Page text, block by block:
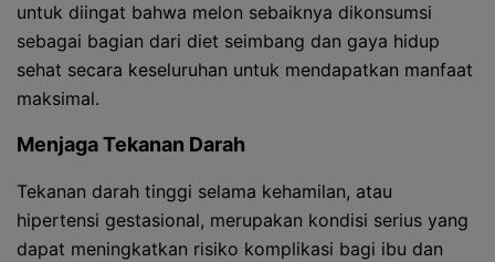
untuk diingat bahwa melon sebaiknya dikonsumsi
sebagai bagian dari diet seimbang dan gaya hidup
sehat secara keseluruhan untuk mendapatkan manfaat
maksimal.
Menjaga Tekanan Darah
Tekanan darah tinggi selama kehamilan, atau
hipertensi gestasional, merupakan kondisi serius yang
dapat meningkatkan risiko komplikasi bagi ibu dan